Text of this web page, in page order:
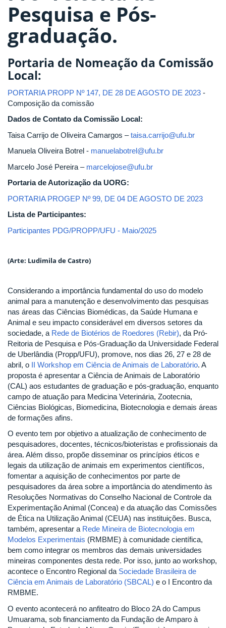
Pesquisa e Pós-
graduação.
Portaria de Nomeação da Comissão
Local:
PORTARIA PROPP Nº 147, DE 28 DE AGOSTO DE 2023 -
Composição da comissão
Dados de Contato da Comissão Local:
Taisa Carrijo de Oliveira Camargos –taisa.carrijo@ufu.br
Manuela Oliveira Botrel - manuelabotrel@ufu.br
Marcelo José Pereira – marcelojose@ufu.br
Portaria de Autorização da UORG:
PORTARIA PROGEP Nº 99, DE 04 DE AGOSTO DE 2023
Lista de Participantes:
Participantes PDG/PROPP/UFU - Maio/2025
(Arte: Ludimila de Castro)
Considerando a importância fundamental do uso do modelo
animal para a manutenção e desenvolvimento das pesquisas
nas áreas das Ciências Biomédicas, da Saúde Humana e
Animal e seu impacto considerável em diversos setores da
sociedade, a Rede de Biotérios de Roedores (Rebir), da Pró-
Reitoria de Pesquisa e Pós-Graduação da Universidade Federal
de Uberlândia (Propp/UFU), promove, nos dias 26, 27 e 28 de
abril, o II Workshop em Ciência de Animais de Laboratório. A
proposta é apresentar a Ciência de Animais de Laboratório
(CAL) aos estudantes de graduação e pós-graduação, enquanto
campo de atuação para Medicina Veterinária, Zootecnia,
Ciências Biológicas, Biomedicina, Biotecnologia e demais áreas
de formações afins.
O evento tem por objetivo a atualização de conhecimento de
pesquisadores, docentes, técnicos/bioteristas e profissionais da
área. Além disso, propõe disseminar os princípios éticos e
legais da utilização de animais em experimentos científicos,
fomentar a aquisição de conhecimentos por parte de
pesquisadores da área sobre a importância do atendimento às
Resoluções Normativas do Conselho Nacional de Controle da
Experimentação Animal (Concea) e da atuação das Comissões
de Ética na Utilização Animal (CEUA) nas instituições. Busca,
também, apresentar a Rede Mineira de Biotecnologia em
Modelos Experimentais (RMBME) à comunidade científica,
bem como integrar os membros das demais universidades
mineiras componentes desta rede. Por isso, junto ao workshop,
acontece o Encontro Regional da Sociedade Brasileira de
Ciência em Animais de Laboratório (SBCAL) e o I Encontro da
RMBME.
O evento acontecerá no anfiteatro do Bloco 2A do Campus
Umuarama, sob financiamento da Fundação de Amparo à